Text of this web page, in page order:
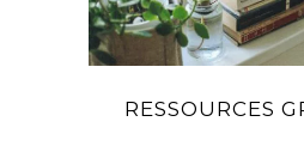
RESSOURCES